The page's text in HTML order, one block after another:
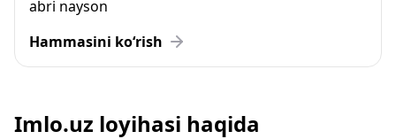
abri nayson
Hammasini ko‘rish
Imlo.uz loyihasi haqida